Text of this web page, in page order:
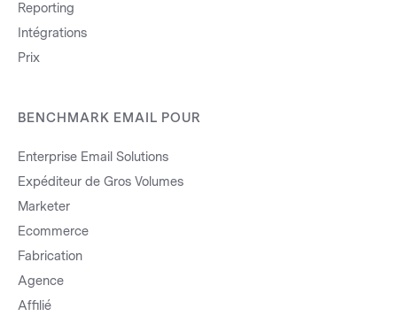
Reporting
Intégrations
Prix
BENCHMARK EMAIL POUR
Enterprise Email Solutions
Expéditeur de Gros Volumes
Marketer
Ecommerce
Fabrication
Agence
Affilié